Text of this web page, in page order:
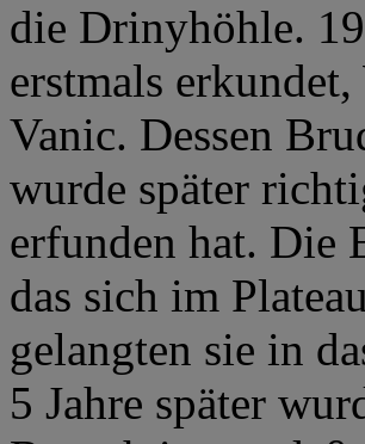
die Drinyhöhle.
erstmals
Vanic. Dessen
wurde später
erfunden hat. Die
das sich im
gelangten sie in
5 Jahre später